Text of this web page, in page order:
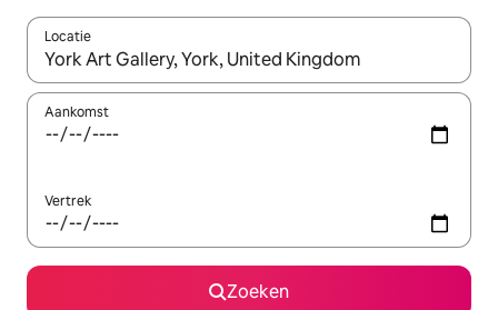
Locatie
Wanneer er resultaten beschikbaar zijn, maak je een keuze
Aankomst
Vertrek
Zoeken